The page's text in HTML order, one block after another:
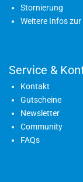
Stornierung
Weitere Infos
Service &
Kontakt
Gutscheine
Newsletter
Community
FAQs